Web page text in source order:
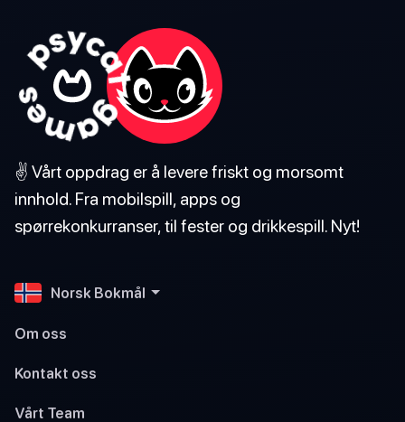
✌️ Vårt oppdrag er å levere friskt og morsomt
innhold. Fra mobilspill, apps og
spørrekonkurranser, til fester og drikkespill. Nyt!
Norsk Bokmål
Om oss
Kontakt oss
Vårt Team